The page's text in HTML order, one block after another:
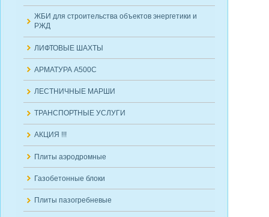
ЖБИ для строительства объектов энергетики и
РЖД
ЛИФТОВЫЕ ШАХТЫ
АРМАТУРА А500С
ЛЕСТНИЧНЫЕ МАРШИ
ТРАНСПОРТНЫЕ УСЛУГИ
АКЦИЯ !!!
Плиты аэродромные
Газобетонные блоки
Плиты пазогребневые